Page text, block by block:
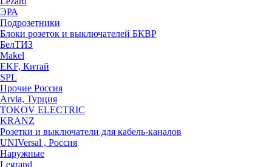
ЭРА
Подрозетники
Блоки розеток и выключателей БКВР
БелТИЗ
Makel
EKF, Китай
SPL
Прочие Россия
Arvia, Турция
TOKOV ELECTRIC
KRANZ
Розетки и выключатели для кабель-каналов
UNIVersal , Россия
Наружные
Legrand